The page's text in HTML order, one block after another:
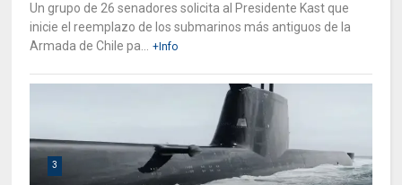
Un grupo de 26 senadores solicita al Presidente Kast que
inicie el reemplazo de los submarinos más antiguos de la
Armada de Chile pa... +Info
3